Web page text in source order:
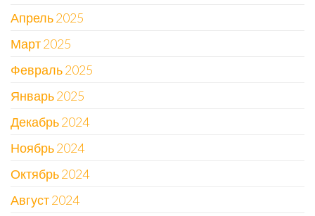
Апрель 2025
Март 2025
Февраль 2025
Январь 2025
Декабрь 2024
Ноябрь 2024
Октябрь 2024
Август 2024